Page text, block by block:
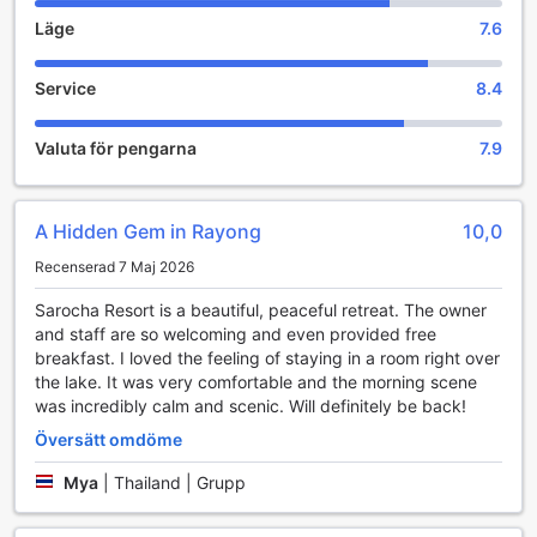
och avkoppling mitt i den natursköna omgivningen.
Resortens vackra trädgårdar är en perfekt plats för både
avkoppling och aktivitet. Här kan gästerna njuta av en lugn
promenad bland de frodiga växterna och blommorna, eller
att läsa en bok eller ta en stund för sig själv? Trädgården är
designad för att skapa en harmonisk atmosfär där naturens
skönhet står i centrum.
Resort Rayong möjligheter för utomhusspel och sociala
sammankomster. Gäster kan delta i olika spel och
aktiviteter som anordnas i trädgården, vilket skapar en
livlig och social atmosfär. Oavsett om du reser med familj
eller vänner, kommer trädgården att vara en plats där
skratt och gemenskap blomstrar. Sarocha Resort Rayong
är verkligen en plats där underhållning och natur smälter
samman för att skapa oförglömliga minnen.
Sportanläggningar på Sarocha Resort Rayong
Sarocha Resort Rayong erbjuder en unik möjlighet för
sportälskare och naturentusiaster att njuta av den vackra
Läge 7.6
Service 8.4
Valuta för pengarna 7.9
A Hidden Gem in Rayong 10,0
Recenserad 7 Maj 2026
Sarocha Resort is a beautiful, peaceful retreat. The owner
and staff are so welcoming and even provided free
breakfast. I loved the feeling of staying in a room right over
the lake. It was very comfortable and the morning scene
was incredibly calm and scenic. Will definitely be back!
Översätt omdöme
Mya Thailand | Grupp